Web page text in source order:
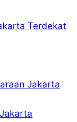
Terdekat
Jakarta